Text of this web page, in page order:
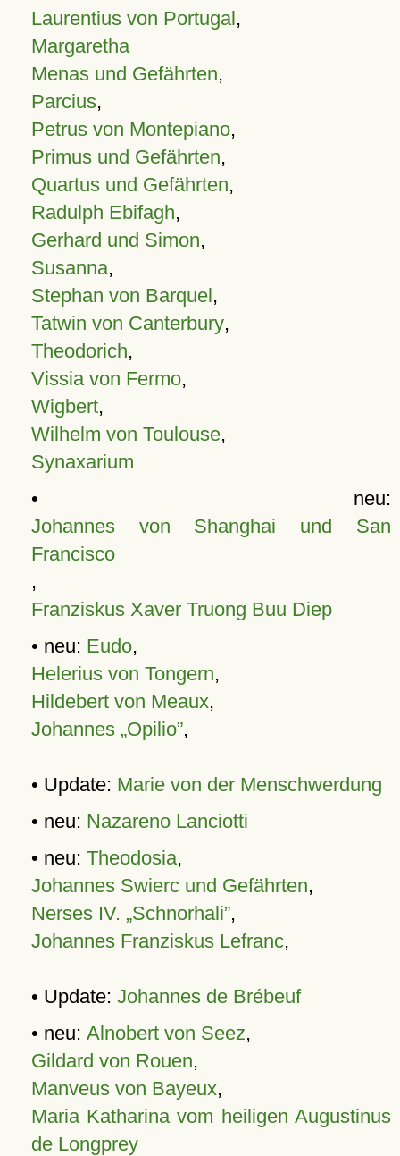
Laurentius von Portugal,
Margaretha
Menas und Gefährten,
Parcius,
Petrus von Montepiano,
Primus und Gefährten,
Quartus und Gefährten,
Radulph Ebifagh,
Gerhard und Simon,
Susanna,
Stephan von Barquel,
Tatwin von Canterbury,
Theodorich,
Vissia von Fermo,
Wigbert,
Wilhelm von Toulouse,
Synaxarium
• neu:
Johannes von Shanghai und San
Francisco
,
Franziskus Xaver Truong Buu Diep
• neu: Eudo,
Helerius von Tongern,
Hildebert von Meaux,
Johannes „Opilio”,
• Update: Marie von der Menschwerdung
• neu: Nazareno Lanciotti
• neu: Theodosia,
Johannes Swierc und Gefährten,
Nerses IV. „Schnorhali”,
Johannes Franziskus Lefranc,
• Update: Johannes de Brébeuf
• neu: Alnobert von Seez,
Gildard von Rouen,
Manveus von Bayeux,
Maria Katharina vom heiligen Augustinus
de Longprey